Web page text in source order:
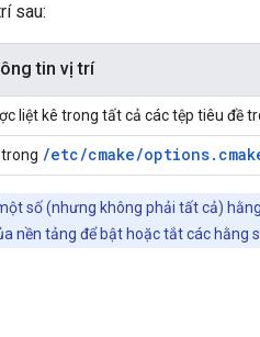
sau:
tin vị trí
liệt kê trong tất cả các tệp tiêu đề
/etc/cmake/
số (nhưng không phải tất cả)
nền tảng để bật hoặc tắt các hằng